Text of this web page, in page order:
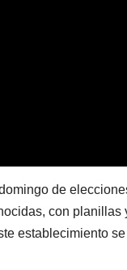
de
con
establecimiento
casa de
robarle: